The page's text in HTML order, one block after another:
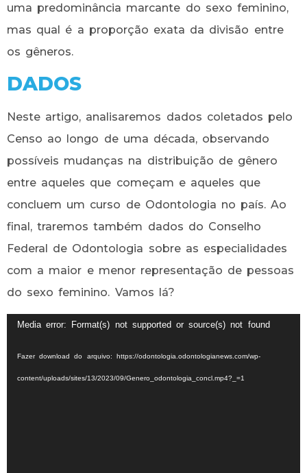
uma predominância marcante do sexo feminino,
mas qual é a proporção exata da divisão entre
os gêneros.
DADOS
Neste artigo, analisaremos dados coletados pelo
Censo ao longo de uma década, observando
possíveis mudanças na distribuição de gênero
entre aqueles que começam e aqueles que
concluem um curso de Odontologia no país. Ao
final, traremos também dados do Conselho
Federal de Odontologia sobre as especialidades
com a maior e menor representação de pessoas
do sexo feminino. Vamos lá?
Tocador
Media error: Format(s) not supported or source(s) not found
Fazer download do arquivo: https://odontologia.odontologianews.com/wp-
content/uploads/sites/13/2023/09/Genero_odontologia_concl.mp4?_=1